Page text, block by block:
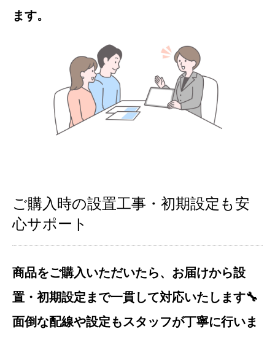
ます。
ご購入時の設置工事・初期設定も安
心サポート
商品をご購入いただいたら、お届けから設
置・初期設定まで一貫して対応いたします🔧
面倒な配線や設定もスタッフが丁寧に行いま